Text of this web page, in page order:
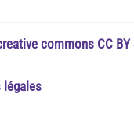
commons CC BY
légales